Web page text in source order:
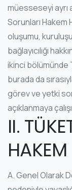
müesseseyi ayrı
Sorunları
oluşumu,
bağlayıcılığı
ikinci bölümünde
burada da
görev ve yetki
açıklanmaya
II.
HAKEM
A. Genel Olarak